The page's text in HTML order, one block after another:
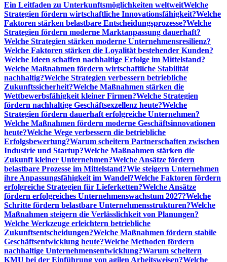
Ein Leitfaden zu Unterkunftsmöglichkeiten weltweitWelche
Strategien fördern wirtschaftliche Innovationsfähigkeit?Welche
Faktoren stärken belastbare Entscheidungsprozesse?Welche
Strategien fördern moderne Marktanpassung dauerhaft?
Welche Strategien stärken moderne Unternehmensresilienz?
Welche Faktoren stärken die Loyalität bestehender Kunden?
Welche Ideen schaffen nachhaltige Erfolge im Mittelstand?
Welche Maßnahmen fördern wirtschaftliche Stabilität
nachhaltig?Welche Strategien verbessern betriebliche
Zukunftssicherheit?Welche Maßnahmen stärken die
Wettbewerbsfähigkeit kleiner Firmen?Welche Strategien
fördern nachhaltige Geschäftsexzellenz heute?Welche
Strategien fördern dauerhaft erfolgreiche Unternehmen?
Welche Maßnahmen fördern moderne Geschäftsinnovationen
heute?Welche Wege verbessern die betriebliche
Erfolgsbewertung?Warum scheitern Partnerschaften zwischen
Industrie und Startup?Welche Maßnahmen stärken die
Zukunft kleiner Unternehmen?Welche Ansätze fördern
belastbare Prozesse im Mittelstand?Wie steigern Unternehmen
ihre Anpassungsfähigkeit im Wandel?Welche Faktoren fördern
erfolgreiche Strategien für Lieferketten?Welche Ansätze
fördern erfolgreiches Unternehmenswachstum 2027?Welche
Schritte fördern belastbare Unternehmensstrukturen?Welche
Maßnahmen steigern die Verlässlichkeit von Planungen?
Welche Werkzeuge erleichtern betriebliche
Zukunftsentscheidungen?Welche Maßnahmen fördern stabile
Geschäftsentwicklung heute?Welche Methoden fördern
nachhaltige Unternehmensentwicklung?Warum scheitern
KMU bei der Einführung von agilen Arbeitsweisen?Welche